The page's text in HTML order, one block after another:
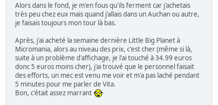
Alors dans le fond, je m'en fous qu'ils ferment car j'achetais
très peu chez eux mais quand j'allais dans un Auchan ou autre,
je faisais toujours mon tour là bas.
Après, j'ai acheté la semaine dernière Little Big Planet à
Micromania, alors au niveau des prix, c'est cher (même si là,
suite à un problème d'affichage, je l'ai touché à 34.99 euros
donc 5 euros moins cher), j'ai trouvé que le personnel faisait
des efforts, un mec est venu me voir et m'a pas laché pendant
5 minutes pour me parler de Vita.
Bon, c'était assez marrant